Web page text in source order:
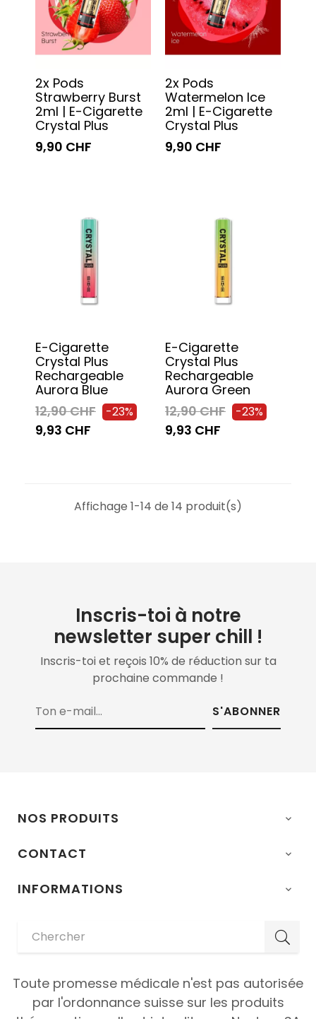
2x Pods
Strawberry Burst
2ml | E-Cigarette
Crystal Plus
9,90 CHF
2x Pods
Watermelon Ice
2ml | E-Cigarette
Crystal Plus
9,90 CHF
E-Cigarette
Crystal Plus
Rechargeable
Aurora Blue
12,90 CHF
-23%
9,93 CHF
E-Cigarette
Crystal Plus
Rechargeable
Aurora Green
12,90 CHF
-23%
9,93 CHF
Affichage 1-14 de 14 produit(s)
Inscris-toi à notre
newsletter super chill !
Inscris-toi et reçois 10% de réduction sur ta
prochaine commande !
S'ABONNER
NOS PRODUITS 
CONTACT 
INFORMATIONS 
Toute promesse médicale n'est pas autorisée
par l'ordonnance suisse sur les produits